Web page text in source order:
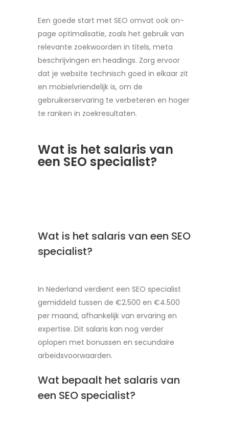
Een goede start met SEO omvat ook on-
page optimalisatie, zoals het gebruik van
relevante zoekwoorden in titels, meta
beschrijvingen en headings. Zorg ervoor
dat je website technisch goed in elkaar zit
en mobielvriendelijk is, om de
gebruikerservaring te verbeteren en hoger
te ranken in zoekresultaten.
Wat is het salaris van
een SEO specialist?
Wat is het salaris van een SEO
specialist?
In Nederland verdient een SEO specialist
gemiddeld tussen de €2.500 en €4.500
per maand, afhankelijk van ervaring en
expertise. Dit salaris kan nog verder
oplopen met bonussen en secundaire
arbeidsvoorwaarden.
Wat bepaalt het salaris van
een SEO specialist?